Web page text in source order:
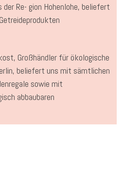
Re- gion Hohenlohe, beliefert
Großhändler für ökologische
beliefert uns mit sämtlichen
sowie mit
abbaubaren